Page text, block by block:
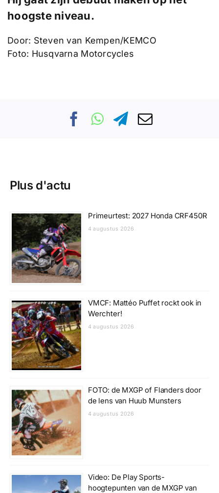
hoogste niveau.
Door: Steven van Kempen/KEMCO
Foto: Husqvarna Motorcycles
Plus d'actu
Primeurtest: 2027 Honda CRF450R
4 augustus 2026
VMCF: Mattéo Puffet rockt ook in
Werchter!
4 augustus 2026
FOTO: de MXGP of Flanders door
de lens van Huub Munsters
4 augustus 2026
Video: De Play Sports-
hoogtepunten van de MXGP van